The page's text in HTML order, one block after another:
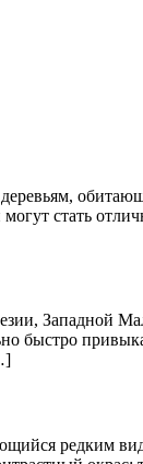
стать
Западной
быстро
редким